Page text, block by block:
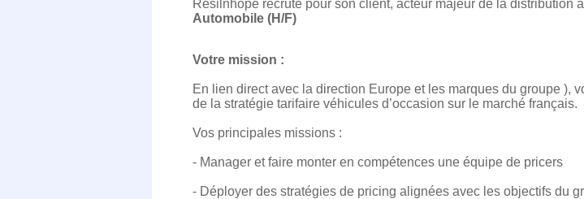
Resilnhope recrute pour son client, acteur majeur de la distribution
Automobile (H/F)
Votre mission :
En lien direct avec la direction Europe et les marques du groupe ),
de la stratégie tarifaire véhicules d’occasion sur le marché français.
Vos principales missions :
- Manager et faire monter en compétences une équipe de pricers
- Déployer des stratégies de pricing alignées avec les objectifs du